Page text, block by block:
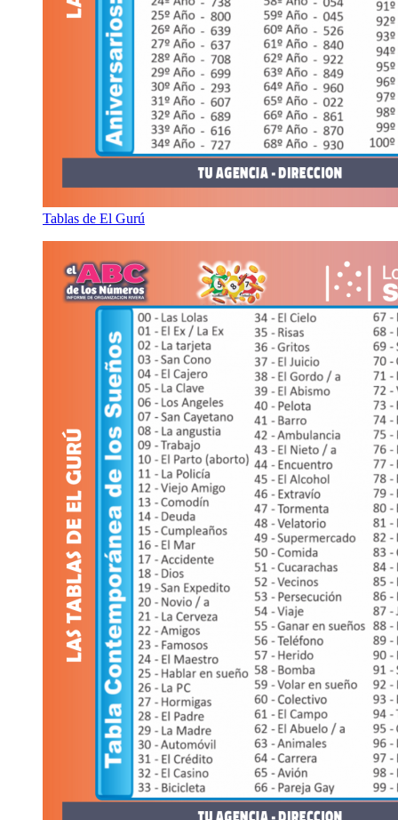
Tablas de El Gurú